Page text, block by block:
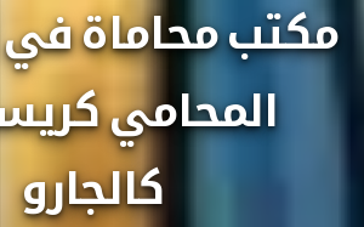
مكتب محاماة
المحامي
كالجارو